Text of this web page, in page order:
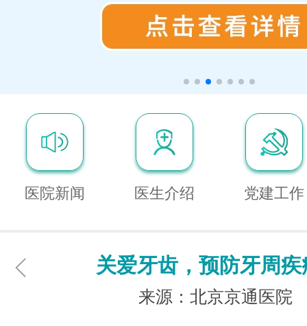
医院新闻 医生介绍 党建工作
关爱牙齿，预防牙周疾
来源：北京京通医院